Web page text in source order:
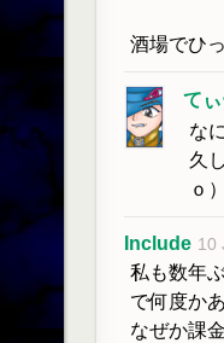
酒場でひ
て
な
久
ｏ
Include 10
私も数年
で何度か
なぜか課